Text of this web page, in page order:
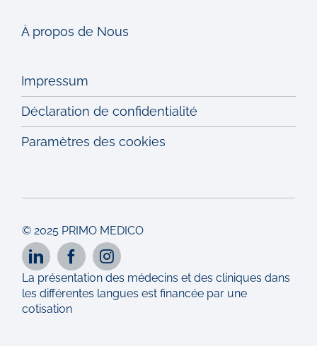
À propos de Nous
Impressum
Déclaration de confidentialité
Paramètres des cookies
© 2025 PRIMO MEDICO
La présentation des médecins et des cliniques dans
les différentes langues est financée par une
cotisation